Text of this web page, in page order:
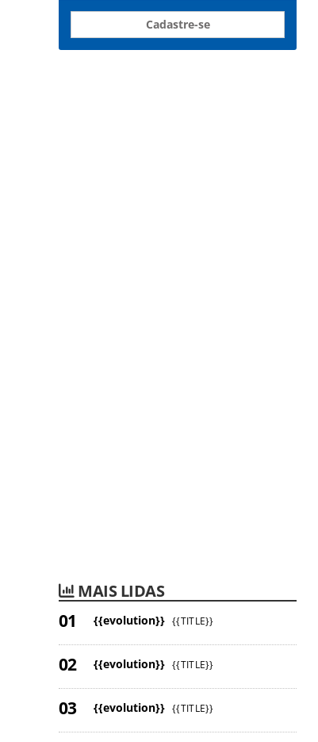
Cadastre-se
MAIS LIDAS
{{evolution}} {{TITLE}}
{{evolution}} {{TITLE}}
{{evolution}} {{TITLE}}